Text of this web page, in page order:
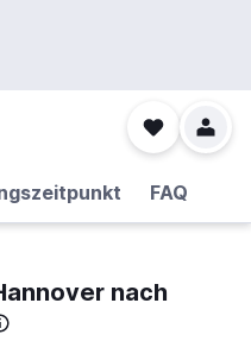
FAQ
nach